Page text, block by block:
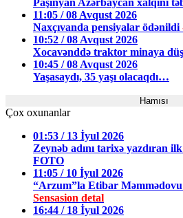
Paşinyan Azərbaycan xalqını
11:05 / 08 Avqust 2026
Naxçıvanda pensiyalar ödənildi
10:52 / 08 Avqust 2026
Xocavənddə traktor minaya
10:45 / 08 Avqust 2026
Yaşasaydı, 35 yaşı olacaqdı…
Hamısı
Çox oxunanlar
01:53 / 13 İyul 2026
Zeynəb adını tarixə yazdıran
FOTO
11:05 / 10 İyul 2026
“Arzum”la Etibar
Sensasion detal
16:44 / 18 İyul 2026